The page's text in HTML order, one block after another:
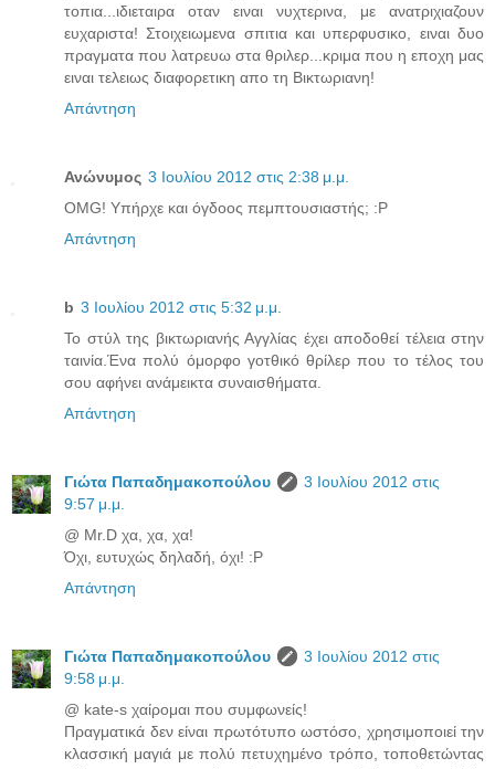
τοπια...ιδιεταιρα οταν ειναι νυχτερινα, με ανατριχιαζουν
ευχαριστα! Στοιχειωμενα σπιτια και υπερφυσικο, ειναι δυο
πραγματα που λατρευω στα θριλερ...κριμα που η εποχη μας
ειναι τελειως διαφορετικη απο τη Βικτωριανη!
Απάντηση
Ανώνυμος 3 Ιουλίου 2012 στις 2:38 μ.μ.
OMG! Υπήρχε και όγδοος πεμπτουσιαστής; :P
Απάντηση
b 3 Ιουλίου 2012 στις 5:32 μ.μ.
Το στύλ της βικτωριανής Αγγλίας έχει αποδοθεί τέλεια στην
ταινία.Ένα πολύ όμορφο γοτθικό θρίλερ που το τέλος του
σου αφήνει ανάμεικτα συναισθήματα.
Απάντηση
Γιώτα Παπαδημακοπούλου
3 Ιουλίου 2012 στις
9:57 μ.μ.
@ Mr.D χα, χα, χα!
Όχι, ευτυχώς δηλαδή, όχι! :P
Απάντηση
Γιώτα Παπαδημακοπούλου
3 Ιουλίου 2012 στις
9:58 μ.μ.
@ kate-s χαίρομαι που συμφωνείς!
Πραγματικά δεν είναι πρωτότυπο ωστόσο, χρησιμοποιεί την
κλασσική μαγιά με πολύ πετυχημένο τρόπο, τοποθετώντας